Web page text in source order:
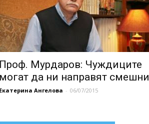
Проф. Мурдаров: Чуждиците
могат да ни направят смешни
Екатерина Ангелова - 06/07/2015